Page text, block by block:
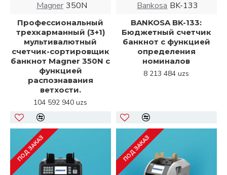
Magner 350N
Профессиональный
трехкарманный (3+1)
мультивалютный
счетчик-сортировщик
банкнот Magner 350N с
функцией
распознавания
ветхости.
104 592 940 uzs
Bankosa BK-133
BANKOSA BK-133:
Бюджетный счетчик
банкнот с функцией
определения
номиналов
8 213 484 uzs
ПОД ЗАКАЗ ПОД ЗАКАЗ